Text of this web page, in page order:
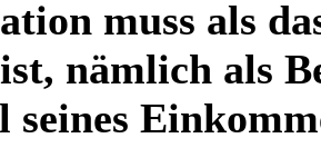
muss als
nämlich als
seines